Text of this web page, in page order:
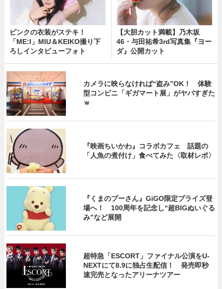
ピンクの衣装がステキ！
「ME:I」MIU＆KEIKO撮り下
ろしインタビューフォト
【大胆カット満載】乃木坂
46・与田祐希3rd写真集『ヨー
ダ』公開カット
カメラに映らなければ“盗み”OK！ 体験
型コンビニ「ギガマート展」がヤバすぎた
ｗ
『映画ちいかわ』コラボカフェ 話題の
「人魚の煮付け」食べてみた〈取材レポ〉
『くまのプーさん』GiGO限定プライズ登
場へ！ 100周年を記念し“超BIGぬいぐる
み”など展開
超特急「ESCORT」ファイナル公演をU-
NEXTにて8.9に独占生配信！ 発売即秒
速完売となったアリーナツアー